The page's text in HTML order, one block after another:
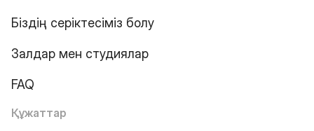
Біздің серіктесіміз болу
Залдар мен студиялар
FAQ
Құжаттар